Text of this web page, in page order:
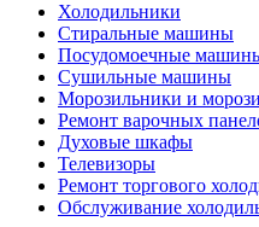
Холодильники
Стиральные машины
Посудомоечные
Сушильные машины
Морозильники и
Ремонт варочных
Духовые шкафы
Телевизоры
Ремонт торгового
Обслуживание